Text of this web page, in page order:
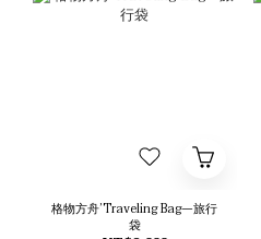
格物方舟’Traveling Bag—旅行
袋